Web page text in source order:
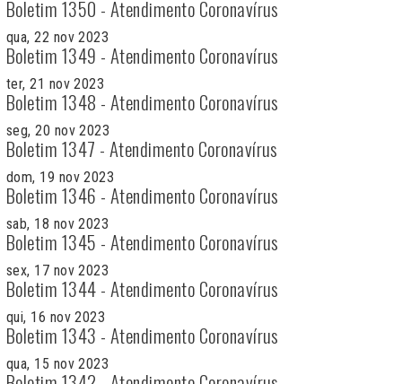
Boletim 1350 - Atendimento Coronavírus
qua, 22 nov 2023
Boletim 1349 - Atendimento Coronavírus
ter, 21 nov 2023
Boletim 1348 - Atendimento Coronavírus
seg, 20 nov 2023
Boletim 1347 - Atendimento Coronavírus
dom, 19 nov 2023
Boletim 1346 - Atendimento Coronavírus
sab, 18 nov 2023
Boletim 1345 - Atendimento Coronavírus
sex, 17 nov 2023
Boletim 1344 - Atendimento Coronavírus
qui, 16 nov 2023
Boletim 1343 - Atendimento Coronavírus
qua, 15 nov 2023